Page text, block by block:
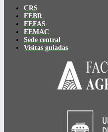
CRS
EEBR
EEFAS
EEMAC
Sede central
Visitas guiadas